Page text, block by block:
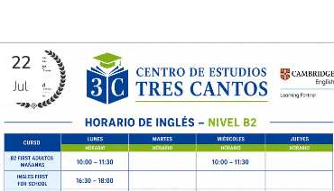
22
Jul